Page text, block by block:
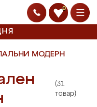
0
МОДЕРН
(31
товар)